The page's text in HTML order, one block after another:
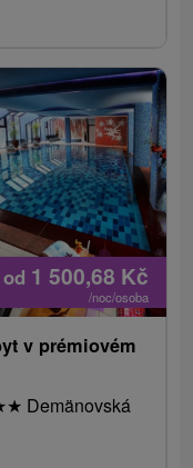
od 1 500,68 Kč
/noc/osoba
v prémiovém
★ Demänovská